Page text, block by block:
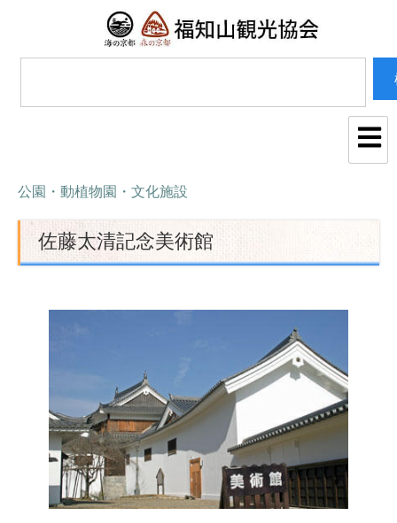
公園・動植物園・文化施設
佐藤太清記念美術館